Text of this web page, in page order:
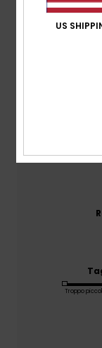
Troppo
US